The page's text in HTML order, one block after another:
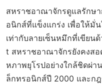
สหราชอาณาจักรดูแลรักษา
อนิกส์ที่แข็งแกร่ง เพื่อให้มั่
เท่ากับลายเซ็นหมึกที่เขีย
t สหราชอาณาจักรยังคงสอ
หภาพยุโรปอย่างใกล้ชิดผ่
ล็กทรอนิกส์ปี 2000 และกฎ